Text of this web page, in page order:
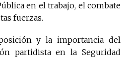
en el trabajo, el combate
fuerzas.
y la importancia del
partidista en la Seguridad